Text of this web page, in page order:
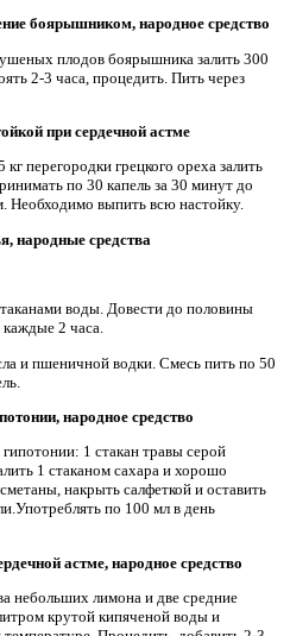
боярышником, народное средство
плодов боярышника залить 300
2-3 часа, процедить. Пить через
при сердечной астме
перегородки грецкого ореха залить
по 30 капель за 30 минут до
Необходимо выпить всю настойку.
народные средства
воды. Довести до половины
2 часа.
и пшеничной водки. Смесь пить по 50
народное средство
1 стакан травы серой
1 стаканом сахара и хорошо
накрыть салфеткой и оставить
по 100 мл в день
астме, народное средство
небольших лимона и две средние
крутой кипяченой воды и